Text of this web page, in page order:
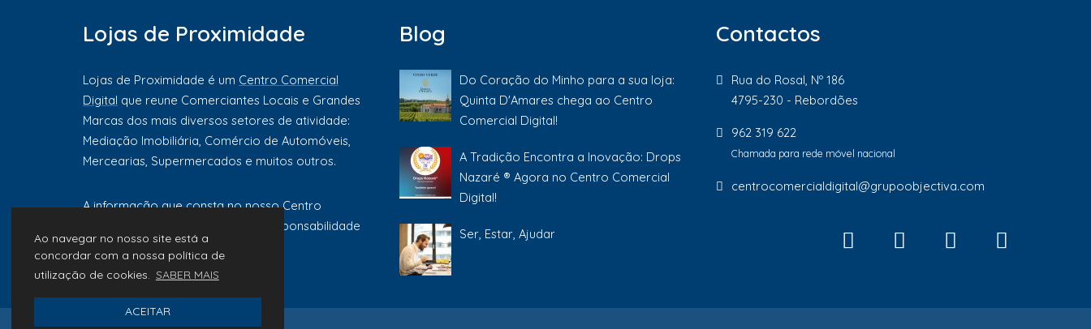
Ao navegar no nosso site está a
concordar com a nossa política de
utilização de cookies. SABER MAIS
ACEITAR
Lojas de Proximidade
Lojas de Proximidade é um Centro Comercial
Digital que reune Comerciantes Locais e Grandes
Marcas dos mais diversos setores de atividade:
Mediação Imobiliária, Comércio de Automóveis,
Mercearias, Supermercados e muitos outros.
A informação que consta no nosso Centro
Comercial Digital é da exclusiva responsabilidade
de cada comerciante ou marca.
Blog
Do Coração do Minho para a sua loja:
Quinta D'Amares chega ao Centro
Comercial Digital!
A Tradição Encontra a Inovação: Drops
Nazaré ® Agora no Centro Comercial
Digital!
Ser, Estar, Ajudar
Contactos
Rua do Rosal, Nº 186
4795-230 - Rebordões
962 319 622
Chamada para rede móvel nacional
centrocomercialdigital@grupoobjectiva.com